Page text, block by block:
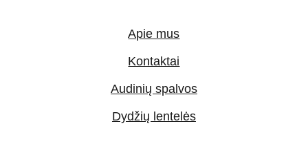
Apie mus
Kontaktai
Audinių spalvos
Dydžių lentelės